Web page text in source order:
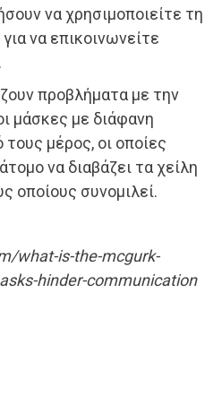
να χρησιμοποιείτε τη
να επικοινωνείτε
προβλήματα με την
μάσκες με διάφανη
μέρος, οι οποίες
να διαβάζει τα χείλη
οποίους συνομιλεί.
what-is-the-mcgurk-
hinder-communication